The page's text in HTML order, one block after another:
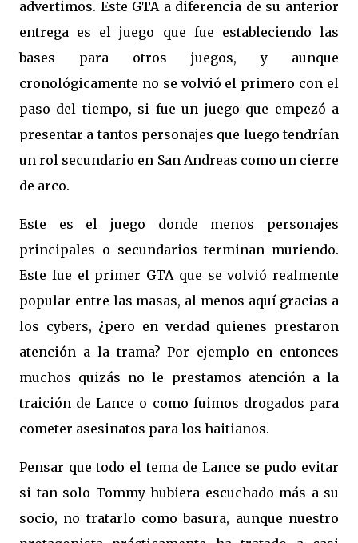
advertimos. Este GTA a diferencia de su anterior
entrega es el juego que fue estableciendo las
bases para otros juegos, y aunque
cronológicamente no se volvió el primero con el
paso del tiempo, si fue un juego que empezó a
presentar a tantos personajes que luego tendrían
un rol secundario en San Andreas como un cierre
de arco.
Este es el juego donde menos personajes
principales o secundarios terminan muriendo.
Este fue el primer GTA que se volvió realmente
popular entre las masas, al menos aquí gracias a
los cybers, ¿pero en verdad quienes prestaron
atención a la trama? Por ejemplo en entonces
muchos quizás no le prestamos atención a la
traición de Lance o como fuimos drogados para
cometer asesinatos para los haitianos.
Pensar que todo el tema de Lance se pudo evitar
si tan solo Tommy hubiera escuchado más a su
socio, no tratarlo como basura, aunque nuestro